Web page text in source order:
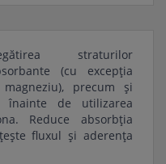
straturilor
(cu excepția
precum și
înainte de utilizarea
Reduce absorbţia
fluxul și aderența